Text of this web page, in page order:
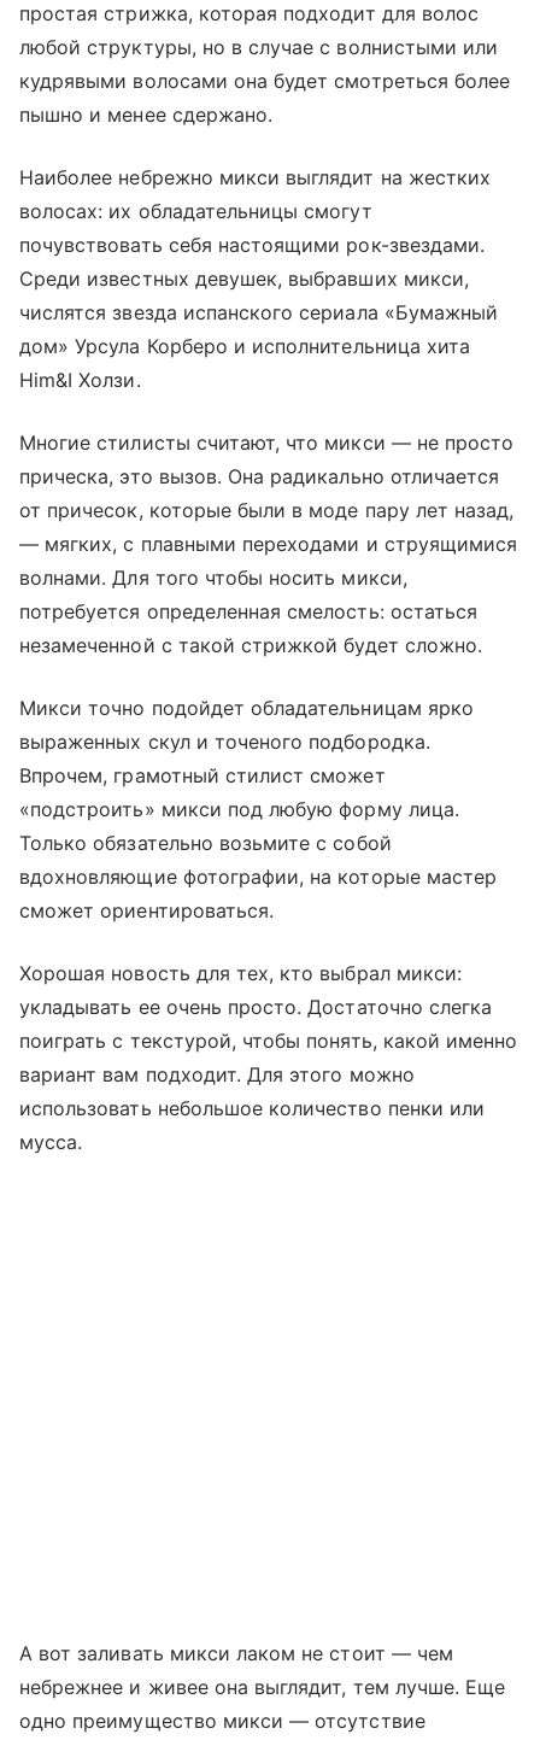
простая стрижка, которая подходит для волос
любой структуры, но в случае с волнистыми или
кудрявыми волосами она будет смотреться более
пышно и менее сдержано.
Наиболее небрежно микси выглядит на жестких
волосах: их обладательницы смогут
почувствовать себя настоящими рок-звездами.
Среди известных девушек, выбравших микси,
числятся звезда испанского сериала «Бумажный
дом»Урсула Корберо и исполнительница хита
Him&I Холзи.
Многие стилисты считают, что микси — не просто
прическа, это вызов. Она радикально отличается
от причесок, которые были в моде пару лет назад,
— мягких, с плавными переходами и струящимися
волнами. Для того чтобы носить микси,
потребуется определенная смелость: остаться
незамеченной с такой стрижкой будет сложно.
Микси точно подойдет обладательницам ярко
выраженных скул и точеного подбородка.
Впрочем, грамотный стилист сможет
«подстроить» микси под любую форму лица.
Только обязательно возьмите с собой
вдохновляющие фотографии, на которые мастер
сможет ориентироваться.
Хорошая новость для тех, кто выбрал микси:
укладывать ее очень просто. Достаточно слегка
поиграть с текстурой, чтобы понять, какой именно
вариант вам подходит. Для этого можно
использовать небольшое количество пенки или
мусса.
А вот заливать микси лаком не стоит —чем
небрежнее и живее она выглядит, тем лучше. Еще
одно преимущество микси — отсутствие